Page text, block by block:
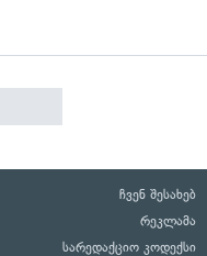
ჩვენ შესახებ
რეკლამა
სარედაქციო კოდექსი